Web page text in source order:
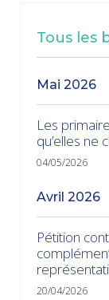
Tous les
mai 2026
Les
qu’elles ne
04/05/2026
avril 2026
Pétition
20/04/2026